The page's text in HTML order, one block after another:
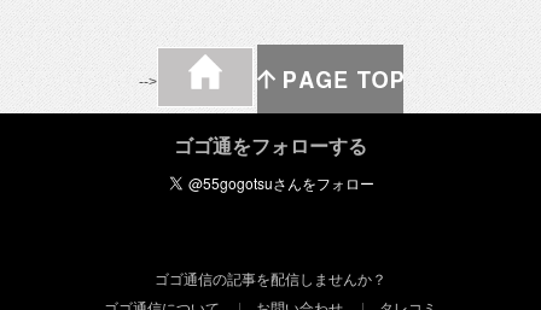
-->
ゴゴ通をフォローする
ゴゴ通信の記事を配信しませんか？